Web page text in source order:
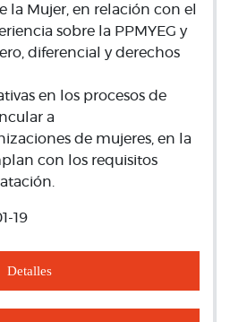
la Mujer, en relación con el
sobre la PPMYEG y
diferencial y derechos
en los procesos de
a
de mujeres, en la
con los requisitos
19
Detalles